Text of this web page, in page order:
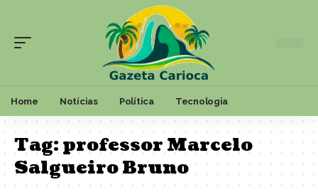
Home Notícias Política Tecnologia
Tag:professor Marcelo
Salgueiro Bruno